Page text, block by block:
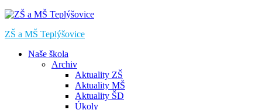
ZŠ a MŠ Teplýšovice
Naše škola
Archiv
Aktuality ZŠ
Aktuality MŠ
Aktuality ŠD
Úkoly